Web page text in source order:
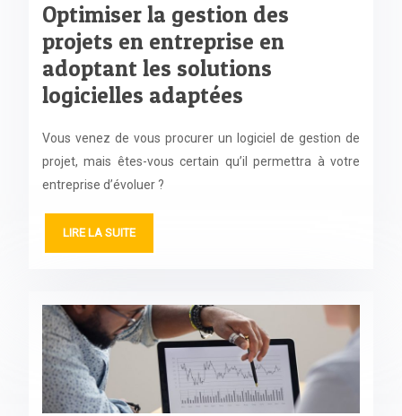
Optimiser la gestion des
projets en entreprise en
adoptant les solutions
logicielles adaptées
Vous venez de vous procurer un logiciel de gestion de
projet, mais êtes-vous certain qu’il permettra à votre
entreprise d’évoluer ?
LIRE LA SUITE